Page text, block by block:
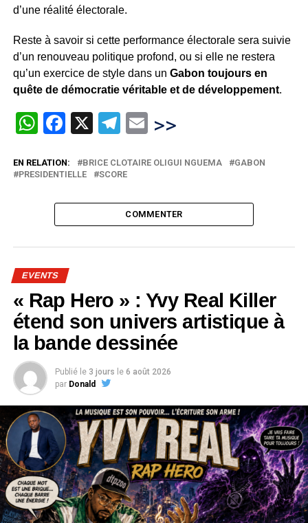
d’une réalité électorale.
Reste à savoir si cette performance électorale sera suivie
d’un renouveau politique profond, ou si elle ne restera
qu’un exercice de style dans un Gabon toujours en
quête de démocratie véritable et de développement.
WhatsApp
Facebook
X Telegram
Email
>>
EN RELATION: BRICE CLOTAIRE OLIGUI NGUEMA
GABON
PRESIDENTIELLE
SCORE
COMMENTER
EVENTS
« Rap Hero » : Yvy Real Killer
étend son univers artistique à
la bande dessinée
Publié le 3 jours le 6 août 2026
par Donald